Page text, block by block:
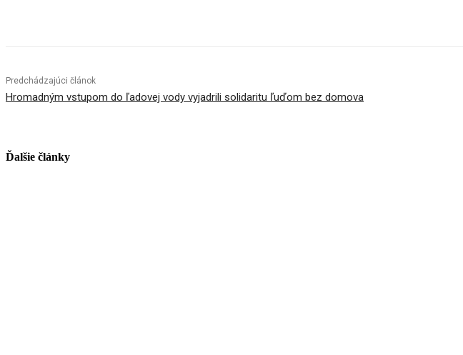
Predchádzajúci článok
Hromadným vstupom do ľadovej vody vyjadrili solidaritu ľuďom bez domova
Ďalšie články